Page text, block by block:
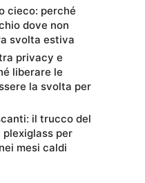
cieco: perché
dove non
svolta estiva
privacy e
liberare le
la svolta per
il trucco del
per
mesi caldi